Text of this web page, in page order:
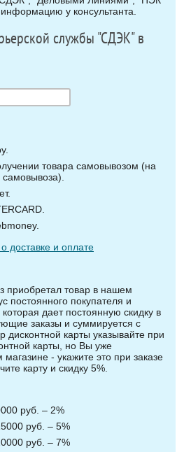
у консультанта.
службы "СДЭК" в
товара самовывозом (на
самовывоза).
доставке и оплате
приобретал товар в нашем
постоянного покупателя и
дает постоянную скидку в
заказы и суммируется с
карты указывайте при
карты, но Вы уже
- укажите это при заказе
карту и скидку 5%.
руб. – 2%
руб. – 5%
руб. – 7%